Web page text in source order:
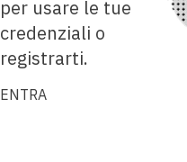
per usare le tue
credenziali o
registrarti.
ENTRA